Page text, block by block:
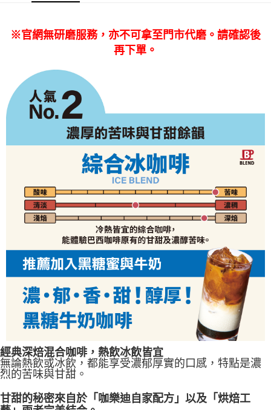
任。
４．使用「AFTEE先享後付」時，將依據個別帳號之用戶狀況，依本公司即
時審查核予不同之上限額度；若仍有額度不足之情形，本公司將視審查結果
５．嚴禁一人註冊多個帳號或使用他人資訊註冊。若發現惡意使用之情形，
恩沛科技股份有限公司將有權停止該用戶之使用額度並採取法律行動。
※官網無研磨服務，亦不可拿至門市代磨。請確認後
再下單。
經典深焙混合咖啡，熱飲冰飲皆宜
無論熱飲或冰飲，都能享受濃郁厚實的口感，特點是濃
烈的苦味與甘甜。
甘甜的秘密來自於「咖樂迪自家配方」以及「烘焙工